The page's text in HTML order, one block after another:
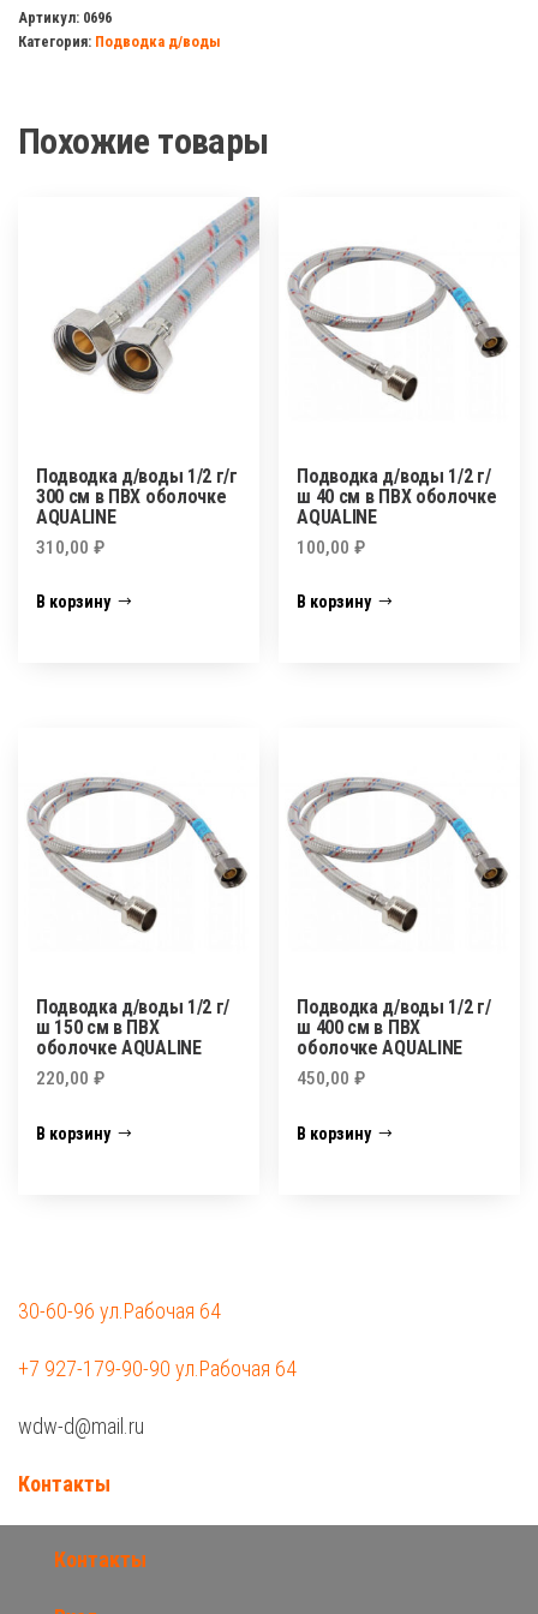
д/
воды
г
Артикул: 0696
Категория: Подводка д/воды
Похожие товары
Подводка д/воды 1/2 г/г
300 см в ПВХ оболочке
AQUALINE
310,00 ₽
В корзину
Подводка д/воды 1/2 г/
ш 40 см в ПВХ оболочке
AQUALINE
100,00₽
В корзину
Подводка д/воды 1/2 г/
ш 150 см в ПВХ
оболочке AQUALINE
220,00 ₽
В корзину
Подводка д/воды 1/2 г/
ш 400 см в ПВХ
оболочке AQUALINE
450,00₽
В корзину
30-60-96 ул.Рабочая 64
+7 927-179-90-90 ул.Рабочая 64
wdw-d@mail.ru
Контакты
Контакты